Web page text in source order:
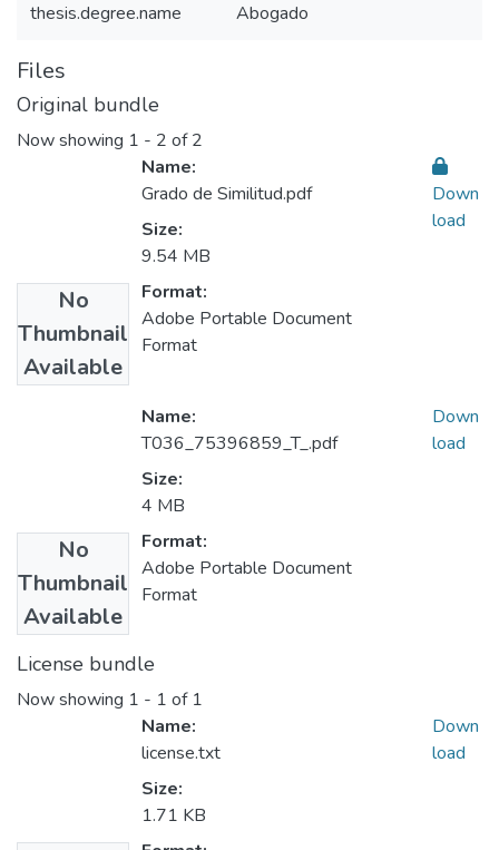
thesis.degree.name Abogado
Files
Original bundle
Now showing 1 - 2 of 2
No
Thumbnail
Available
Name:
Grado de Similitud.pdf
Size:
9.54 MB
Format:
Adobe Portable Document
Format
Down
load
No
Thumbnail
Available
Name:
T036_75396859_T_.pdf
Size:
4 MB
Format:
Adobe Portable Document
Format
Down
load
License bundle
Now showing 1 - 1 of 1
Name:
license.txt
Size:
1.71 KB
Down
load